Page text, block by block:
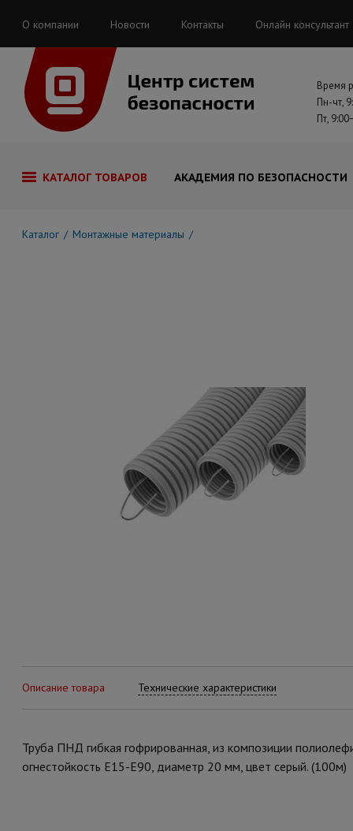
О компании Новости Контакты Онлайн консультант
Время
Пн-чт,
Пт,
КАТАЛОГ ТОВАРОВ АКАДЕМИЯ ПО БЕЗОПАСНОСТИ
Каталог Монтажные материалы
Описание товара Технические характеристики
Труба ПНД гибкая гофрированная, из композиции
огнестойкость E15-E90, диаметр 20 мм, цвет серый. (100м)